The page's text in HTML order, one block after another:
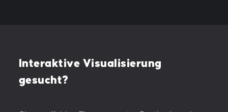
Interaktive Visualisierung
gesucht?